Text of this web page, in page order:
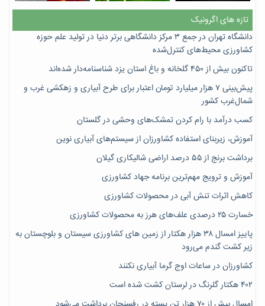
تازه های اگرونیک
دانشگاه تهران در جمع ۳ مرکز دانشگاهی برتر دنیا در تولید علم حوزه
کشاورزی محیط‌های کنترل‌شده
تاکنون بیش از ۴۵۰ گلخانه و باغ استان یزد شناسنامه‌دار شده‌اند
پیش‌بینی ۷‌ هزار میلیارد تومان اعتبار برای طرح آبیاری و زهکشی غرب و
شمال‌غرب کشور
کسب درآمد با رام کردن تمشک‌های وحشی در گلستان
آموزش، زیربنای استفاده کشاورزان از سیستم‌های آبیاری نوین
برداشت برنج از ۵۵ درصد اراضی شالیکاری گیلان
آموزش و ترویج مهم‌ترین برنامه جهاد کشاورزی
کاهش اثرات تنش آبی در محصولات کشاورزی
خسارت ۲۵ درصدی علف‌های هرز به محصولات کشاورزی
پاییز امسال ۳۸ هزار هکتار از زمین های کشاورزی سیستان و بلوچستان به
زیر کشت گندم می‌رود
کشاورزان در ساعات اوج گرما آبیاری نکنند
۴۰۲ هکتار گلرنگ در لرستان کشت شده است